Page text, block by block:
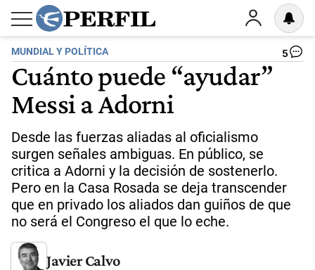
MUNDIAL Y POLÍTICA 5
Cuánto puede “ayudar”
Messi a Adorni
Desde las fuerzas aliadas al oficialismo
surgen señales ambiguas. En público, se
critica a Adorni y la decisión de sostenerlo.
Pero en la Casa Rosada se deja transcender
que en privado los aliados dan guiños de que
no será el Congreso el que lo eche.
Javier Calvo